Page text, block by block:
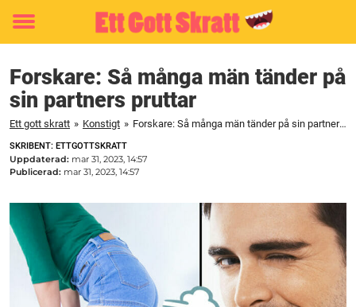
Toggle
Forskare: Så många män tänder på
sin partners pruttar
Ett gott skratt » Konstigt » Forskare: Så många män tänder på sin partners pruttar
SKRIBENT: ETTGOTTSKRATT
Uppdaterad: mar 31, 2023, 14:57
Publicerad: mar 31, 2023, 14:57